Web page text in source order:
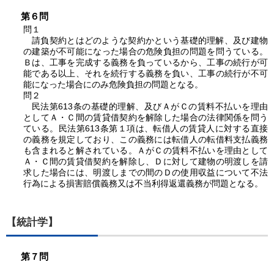
第６問
問１
請負契約とはどのような契約かという基礎的理解、及び建物
の建築が不可能になった場合の危険負担の問題を問うている。
Ｂは、工事を完成する義務を負っているから、工事の続行が可
能である以上、それを続行する義務を負い、工事の続行が不可
能になった場合にのみ危険負担の問題となる。
問２
民法第613条の基礎的理解、及びＡがＣの賃料不払いを理由
としてＡ・Ｃ間の賃貸借契約を解除した場合の法律関係を問う
ている。民法第613条第１項は、転借人の賃貸人に対する直接
の義務を規定しており、この義務には転借人の転借料支払義務
も含まれると解されている。ＡがＣの賃料不払いを理由として
Ａ・Ｃ間の賃貸借契約を解除し、Ｄに対して建物の明渡しを請
求した場合には、明渡しまでの間のＤの使用収益について不法
行為による損害賠償義務又は不当利得返還義務が問題となる。
【統計学】
第７問